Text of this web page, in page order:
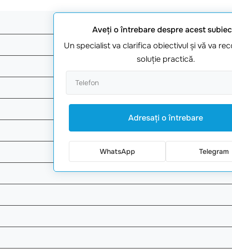
Aveţi o întrebare despre acest
Un specialist va clarifica obiectivul şi vă va
soluţie practică.
Adresaţi o întrebare
WhatsApp Telegram